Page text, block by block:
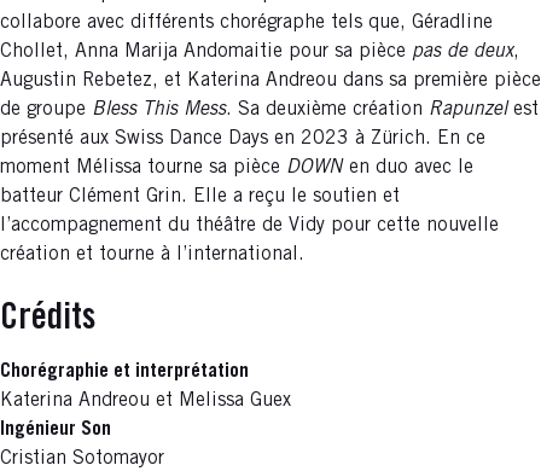
collabore avec différents chorégraphe tels que, Géradline
Chollet, Anna Marija Andomaitie pour sa pièce pas de deux,
Augustin Rebetez, et Katerina Andreou dans sa première pièce
de groupe Bless This Mess. Sa deuxième création Rapunzelest
présenté aux Swiss Dance Days en 2023 à Zürich. En ce
moment Mélissa tourne sa pièce DOWN en duo avec le
batteur Clément Grin. Elle a reçu le soutien et
l’accompagnement du théâtre de Vidy pour cette nouvelle
création et tourne à l’international.
Crédits
Chorégraphie et interprétation
Katerina Andreou et Melissa Guex
Ingénieur Son
Cristian Sotomayor